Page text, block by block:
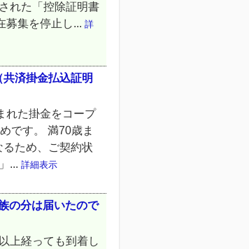
れた「控除証明書
募集を停止し... 詳
済掛金払込証明
れた掛金をコープ
です。 満70歳ま
ため、ご契約状
... 詳細表示
の分は届いたので
上経っても到着し